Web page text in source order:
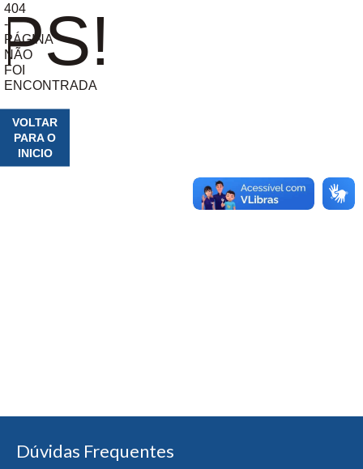
404
-
PÁGINA
NÃO
FOI
ENCONTRADA
VOLTAR
PARA O
INICIO
Dúvidas Frequentes